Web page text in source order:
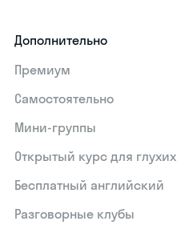
Дополнительно
Премиум
Самостоятельно
Мини-группы
Открытый курс для глухих
Бесплатный английский
Разговорные клубы